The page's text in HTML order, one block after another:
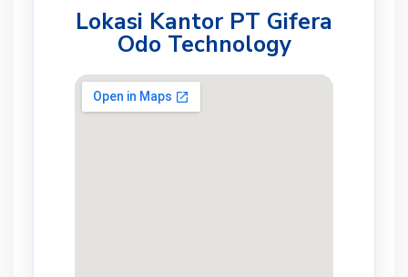
Lokasi Kantor PT Gifera
Odo Technology